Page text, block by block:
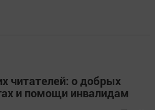
читателей: о добрых
и помощи инвалидам